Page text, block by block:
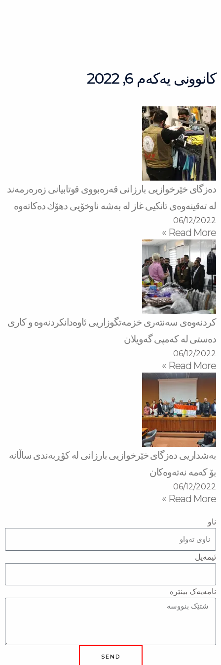
کانوونی یەکەم 6, 2022
دەزگای خێرخوازیی بارزانی قەرەبووی قوتابیانی زەرەرمەند
لە تەقینەوەی تانكیی غاز لە بەشە ناوخۆیی دهۆك دەكاتەوە
06/12/2022
Read More »
كردنەوەی سەنتەری خزمەتگوزاریی ئاوەدانكردنەوە و كاری
دەستی لە كەمپی گەویلان
06/12/2022
Read More »
بەشداریی دەزگای خێرخوازیی بارزانی لە كۆڕبەندی ساڵانە
بۆ کەمە نەتەوەکان
06/12/2022
Read More »
ناو
ئیمەیل
نامەیەک بینێرە
SEND